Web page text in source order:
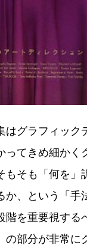
はグラフィッ
ってきめ細か
もそも「何を
か、という「
階を重要視す
の部分が非常に